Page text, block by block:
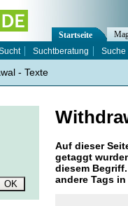
Auf dieser
getaggt
diesem
andere Tags
Startseite
Suchtberatung Suche
- Texte